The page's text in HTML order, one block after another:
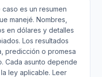
es un resumen
manejé. Nombres,
en dólares y detalles
Los resultados
predicción o promesa
Cada asunto depende
ley aplicable. Leer